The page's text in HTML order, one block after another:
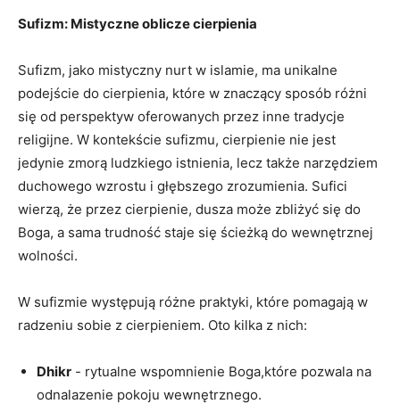
Sufizm: Mistyczne oblicze cierpienia
Sufizm, jako⁢ mistyczny nurt w ⁣islamie, ma unikalne
podejście do cierpienia, które w znaczący sposób różni
się od perspektyw‍ oferowanych ⁣przez inne tradycje
religijne. W kontekście ⁢sufizmu, cierpienie nie jest
jedynie zmorą ludzkiego istnienia, lecz także⁢ narzędziem
duchowego ‌wzrostu i ‌głębszego zrozumienia. Sufici
wierzą, że przez ⁣cierpienie, dusza może zbliżyć się do
Boga, a sama trudność staje się⁤ ścieżką do wewnętrznej
wolności.
W sufizmie⁤ występują różne ‍praktyki, które pomagają w
radzeniu ⁣sobie z cierpieniem.‌ Oto kilka z nich:
Dhikr -‌ rytualne ⁤wspomnienie ​Boga,które pozwala ​na
odnalazenie pokoju wewnętrznego.